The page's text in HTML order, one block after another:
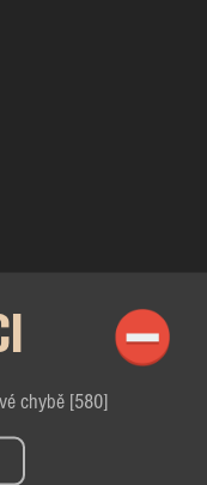
chybě [580]